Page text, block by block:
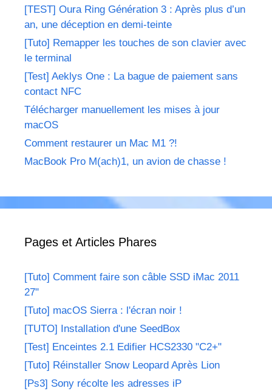
[TEST] Oura Ring Génération 3 : Après plus d’un
an, une déception en demi-teinte
[Tuto] Remapper les touches de son clavier avec
le terminal
[Test] Aeklys One : La bague de paiement sans
contact NFC
Télécharger manuellement les mises à jour
macOS
Comment restaurer un Mac M1 ?!
MacBook Pro M(ach)1, un avion de chasse !
Pages et Articles Phares
[Tuto] Comment faire son câble SSD iMac 2011
27"
[Tuto] macOS Sierra : l'écran noir !
[TUTO] Installation d'une SeedBox
[Test] Enceintes 2.1 Edifier HCS2330 "C2+"
[Tuto] Réinstaller Snow Leopard Après Lion
[Ps3] Sony récolte les adresses iP